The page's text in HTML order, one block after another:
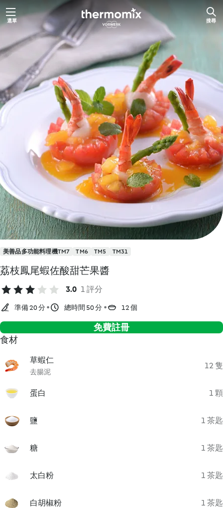
跳
至
要
內
容
選單 搜尋
美善品多功能料理機TM7 TM6 TM5 TM31
荔枝鳳尾蝦佐酸甜芒果醬
3.0 1 評分
準備 20 分 總時間 50 分 12 個
免費註冊
食材
草蝦仁
去腸泥
12 隻
蛋白 1 顆
鹽 1 茶匙
糖 1 茶匙
太白粉 1 茶匙
白胡椒粉 1 茶匙